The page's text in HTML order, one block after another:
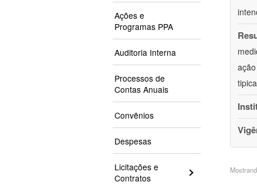
Ações e
Programas PPA
Auditoria Interna
Processos de
Contas Anuais
Convênios
Despesas
Licitações e
Contratos